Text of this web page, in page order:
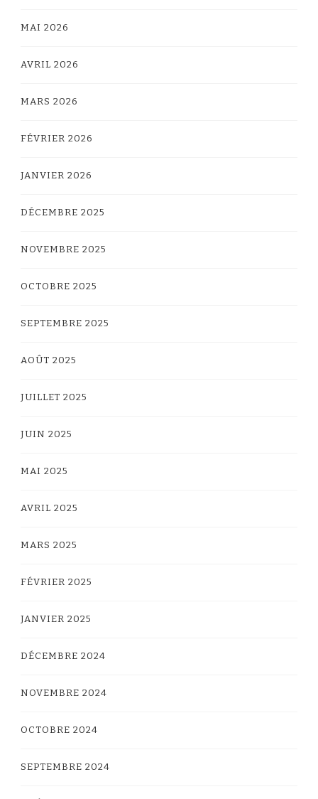
MAI 2026
AVRIL 2026
MARS 2026
FÉVRIER 2026
JANVIER 2026
DÉCEMBRE 2025
NOVEMBRE 2025
OCTOBRE 2025
SEPTEMBRE 2025
AOÛT 2025
JUILLET 2025
JUIN 2025
MAI 2025
AVRIL 2025
MARS 2025
FÉVRIER 2025
JANVIER 2025
DÉCEMBRE 2024
NOVEMBRE 2024
OCTOBRE 2024
SEPTEMBRE 2024